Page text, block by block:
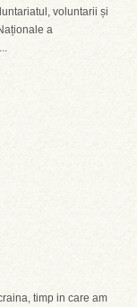
voluntarii și
a
timp in care am